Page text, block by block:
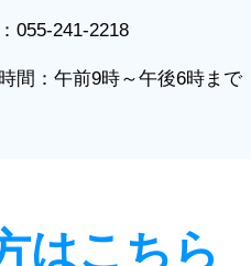
055-241-2218
間：午前9時～午後6時まで
はこちら